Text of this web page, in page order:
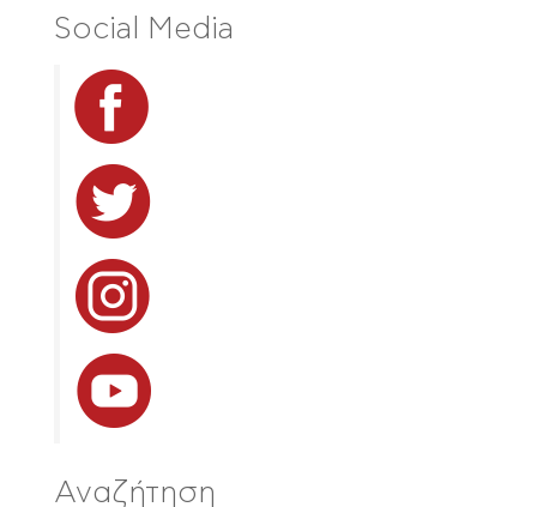
Social Media
Αναζήτηση